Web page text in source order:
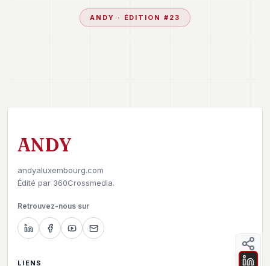
ANDY · ÉDITION # 23
ANDY
andyaluxembourg.com
Édité par 360Crossmedia.
Retrouvez-nous sur
LIENS